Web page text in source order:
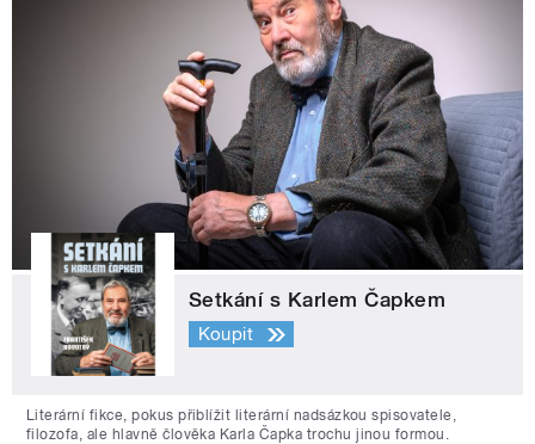
Setkání s Karlem Čapkem
Koupit
Literární fikce, pokus přiblížit literární nadsázkou spisovatele,
filozofa, ale hlavně člověka Karla Čapka trochu jinou formou.